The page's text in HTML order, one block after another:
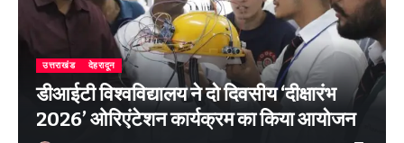
उत्तराखंड देहरादून
डीआईटी विश्वविद्यालय ने दो दिवसीय ‘दीक्षारंभ
2026’ ओरिएंटेशन कार्यक्रम का किया आयोजन